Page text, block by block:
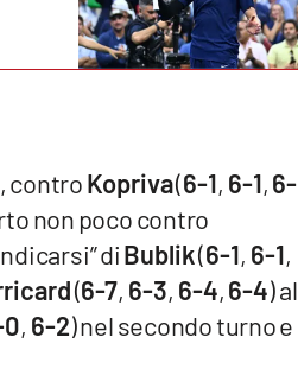
controKopriva(6-1, 6-1,6-
non poco contro
diBublik(6-1, 6-1,
(6-7, 6-3, 6-4,6-4) al
, 6-2) nel secondo turno e